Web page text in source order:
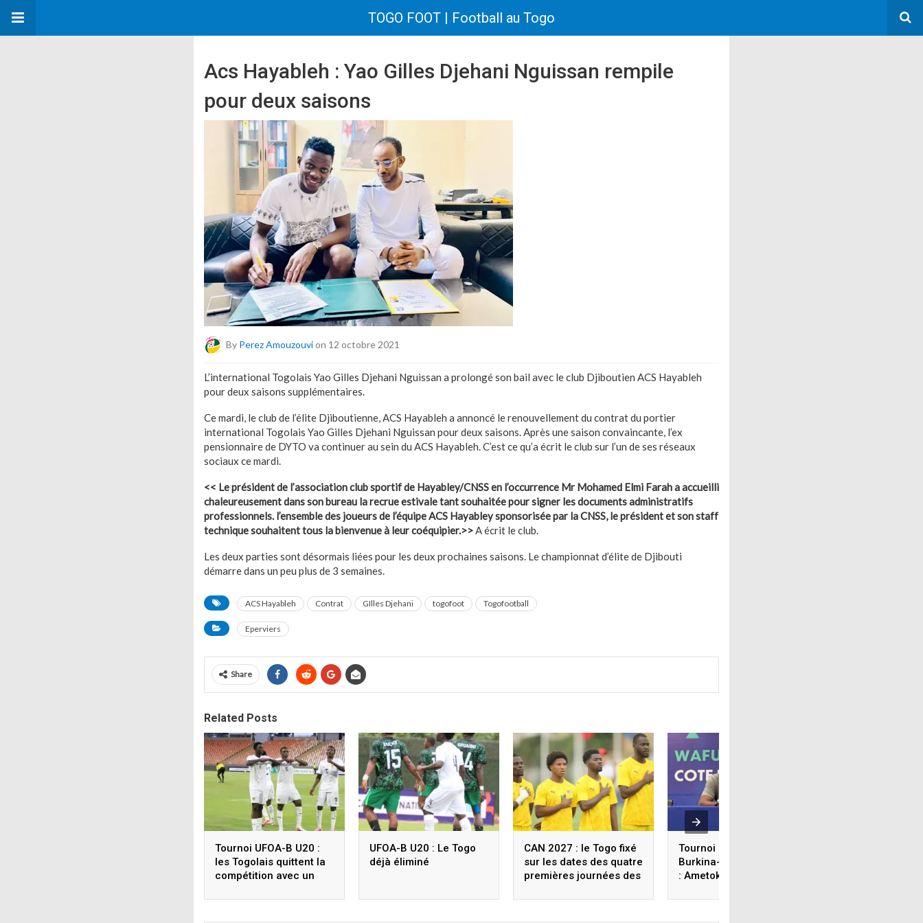
TOGO FOOT | Football au Togo
Acs Hayableh : Yao Gilles Djehani Nguissan rempile
pour deux saisons
By Perez Amouzouvion 12 octobre 2021
L’international Togolais Yao Gilles Djehani Nguissan a prolongé son bail avec le club Djiboutien ACS Hayableh
pour deux saisons supplémentaires.
Ce mardi, le club de l’élite Djiboutienne, ACS Hayableh a annoncé le renouvellement du contrat du portier
international Togolais Yao Gilles Djehani Nguissan pour deux saisons. Après une saison convaincante, l’ex
pensionnaire de DYTO va continuer au sein du ACS Hayableh. C’est ce qu’a écrit le club sur l’un de ses réseaux
sociaux ce mardi.
<< Le président de l’association club sportif de Hayabley/CNSS en l’occurrence Mr Mohamed Elmi Farah a accueilli
chaleureusement dans son bureau la recrue estivale tant souhaitée pour signer les documents administratifs
professionnels. l’ensemble des joueurs de l’équipe ACS Hayabley sponsorisée par la CNSS, le président et son staff
technique souhaitent tous la bienvenue à leur coéquipier.>>A écrit le club.
Les deux parties sont désormais liées pour les deux prochaines saisons. Le championnat d’élite de Djibouti
démarre dans un peu plus de 3 semaines.
ACS Hayableh Contrat GIlles Djehani togofoot Togofootball
Eperviers
Share
Related Posts
Tournoi UFOA-B U20 :
les Togolais quittent la
compétition avec un
résultats du Togo
UFOA-B U20 : Le Togo
déjà éliminé
CAN 2027 : le Togo fixé
sur les dates des quatre
premières journées des
Tournoi UFOA-B U20/
Burkina-Faso 3- 1 Togo
: Ametokodo Messan